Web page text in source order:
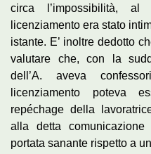
circa l’impossibilità,
licenziamento era stato
istante. E’ inoltre dedotto
valutare che, con la
dell’A. aveva
licenziamento poteva
repéchage della
alla detta
portata sanante rispetto a